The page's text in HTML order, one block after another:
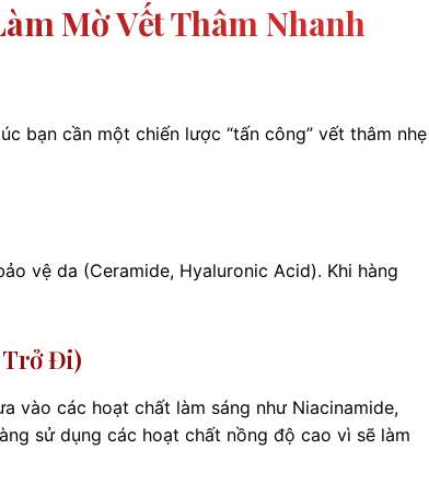
Mờ Vết Thâm Nhanh
bạn cần một chiến lược “tấn công” vết thâm nhẹ
vệ da (Ceramide, Hyaluronic Acid). Khi hàng
Trở Đi)
vào các hoạt chất làm sáng như Niacinamide,
sử dụng các hoạt chất nồng độ cao vì sẽ làm